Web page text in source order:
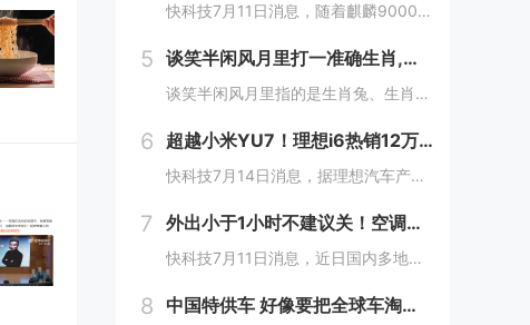
快科技7月11日消息，随着麒麟9000系列处理器的产能稳步释放，华为旗下多款搭载自研旗舰芯片的机型也开始加速向海外市场推进铺货，此前仅在国内市场供应的影像旗舰序列，正式开启大规模出海节奏。现在定位高端旗舰的Pura 90s Pro系列已经率...
5 谈笑半闲风月里打一准确生肖,解释释义落实词语
谈笑半闲风月里指的是生肖兔、生肖马、生肖羊，谈笑半闲风月里在十二生肖中代表的是生肖兔、马、羊、猴，这句古语描绘的是一种闲适自在的生活态度，暗喻人在纷扰中保持从容的心境，从命理角度看，与这种意境契合的生肖往往具备豁达、灵动的性格特质，以下将围...
6 超越小米YU7！理想i6热销12万辆拿下上半年中大型SUV销冠
快科技7月14日消息，据理想汽车产品经理分享，今年上半年，理想i6销量已突破12万辆，成功超越小米YU7、方程豹钛7拿下中大型SUV榜冠军。作为理想推出的第三款纯电车，i6确实承担着重担，同时也不负使命，连续3个月月销破2万台，是20万几仅...
7 外出小于1小时不建议关！空调重启一次耗的电 相当于连续开30分钟
快科技7月11日消息，近日国内多地接连遭遇持续极端高温，连日炙烤的晴热天气下，空调成了绝大多数家庭消暑纳凉的刚需家电，日常使用时长被拉到全年峰值。针对不少人短时间外出就随手关掉空调的习惯，相关家电领域的专家特意给出了更合理的用能建议，如果外...
8 中国特供车 好像要把全球车淘汰了！